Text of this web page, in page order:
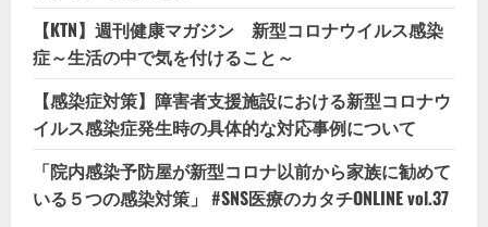
【KTN】週刊健康マガジン 新型コロナウイルス感染
症～生活の中で気を付けること～
【感染症対策】障害者支援施設における新型コロナウ
イルス感染症発生時の具体的な対応事例について
「院内感染予防屋が新型コロナ以前から家族に勧めて
いる５つの感染対策」 #SNS医療のカタチONLINE vol.37